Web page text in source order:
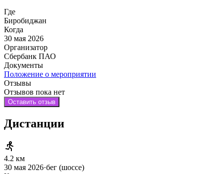
Где
Биробиджан
Когда
30 мая 2026
Организатор
Сбербанк ПАО
Документы
Положение о мероприятии
Отзывы
Отзывов пока нет
Оставить отзыв
Дистанции
4.2 км
30 мая 2026·бег (шоссе)